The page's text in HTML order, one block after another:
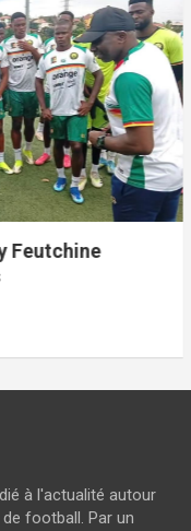
à l'actualité autour
football. Par un